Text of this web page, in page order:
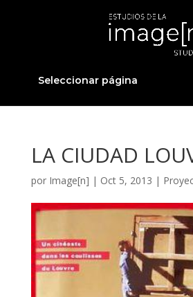
Seleccionar página
LA CIUDAD
por Image[n] | Oct 5, 2013 |